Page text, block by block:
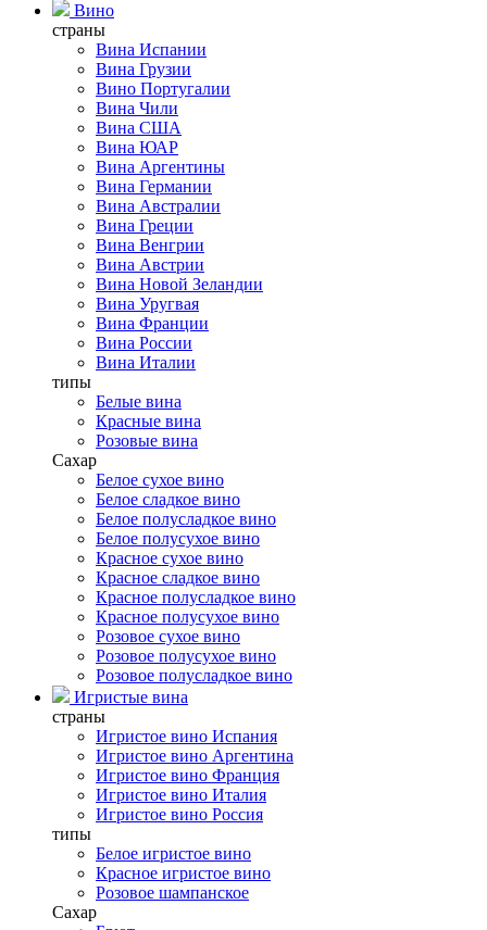
Вино
страны
Вина Испании
Вина Грузии
Вино Португалии
Вина Чили
Вина США
Вина ЮАР
Вина Аргентины
Вина Германии
Вина Австралии
Вина Греции
Вина Венгрии
Вина Австрии
Вина Новой Зеландии
Вина Уругвая
Вина Франции
Вина России
Вина Италии
типы
Белые вина
Красные вина
Розовые вина
Сахар
Белое сухое вино
Белое сладкое вино
Белое полусладкое вино
Белое полусухое вино
Красное сухое вино
Красное сладкое вино
Красное полусладкое вино
Красное полусухое вино
Розовое сухое вино
Розовое полусухое вино
Розовое полусладкое вино
Игристые вина
страны
Игристое вино Испания
Игристое вино Аргентина
Игристое вино Франция
Игристое вино Италия
Игристое вино Россия
типы
Белое игристое вино
Красное игристое вино
Розовое шампанское
Сахар